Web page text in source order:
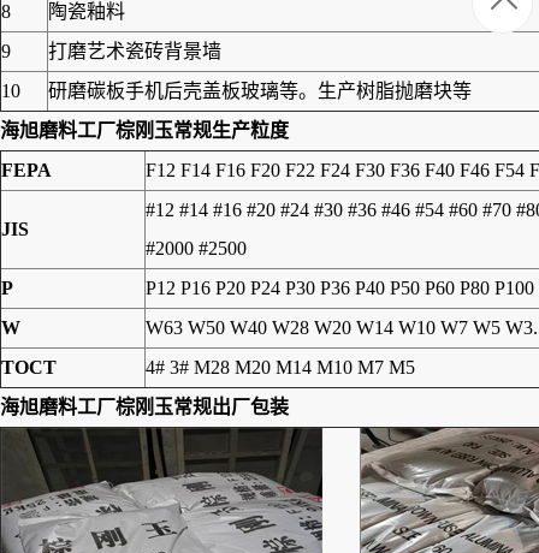
8
陶瓷釉料
9
打磨艺术瓷砖背景墙
10
研磨碳板手机后壳盖板玻璃等。生产树脂抛磨块等
海旭磨料工厂棕刚玉常规生产粒度
FEPA
F12 F14 F16 F20 F22 F24 F30 F36 F40 F46 F54
JIS
#12 #14 #16 #20 #24 #30 #36 #46 #54 #60 #70
#2000 #2500
P
P12 P16 P20 P24 P30 P36 P40 P50 P60 P80
W
W63 W50 W40 W28 W20 W14 W10 W7 W5
TOCT
4# 3# M28 M20 M14 M10 M7 M5
海旭磨料工厂棕刚玉常规出厂包装